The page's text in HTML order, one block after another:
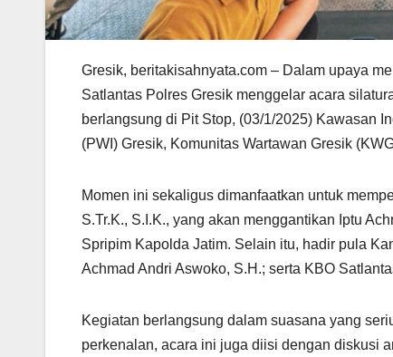
Gresik, beritakisahnyata.com – Dalam upaya
Satlantas Polres Gresik menggelar acara
berlangsung di Pit Stop, (03/1/2025) Kawasan
(PWI) Gresik, Komunitas Wartawan Gresik
Momen ini sekaligus dimanfaatkan untuk
S.Tr.K., S.I.K., yang akan menggantikan Iptu
Spripim Kapolda Jatim. Selain itu, hadir pula
Achmad Andri Aswoko, S.H.; serta KBO
Kegiatan berlangsung dalam suasana yang
perkenalan, acara ini juga diisi dengan diskusi